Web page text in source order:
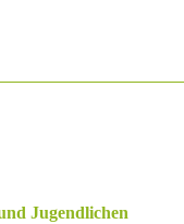
Jugendlichen